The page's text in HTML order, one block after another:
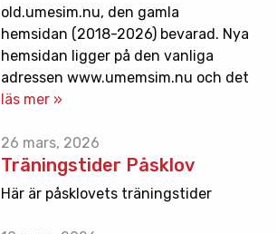
old.umesim.nu, den gamla
hemsidan (2018-2026) bevarad. Nya
hemsidan ligger på den vanliga
adressen www.umemsim.nu och det
läs mer »
26 mars, 2026
Träningstider Påsklov
Här är påsklovets träningstider